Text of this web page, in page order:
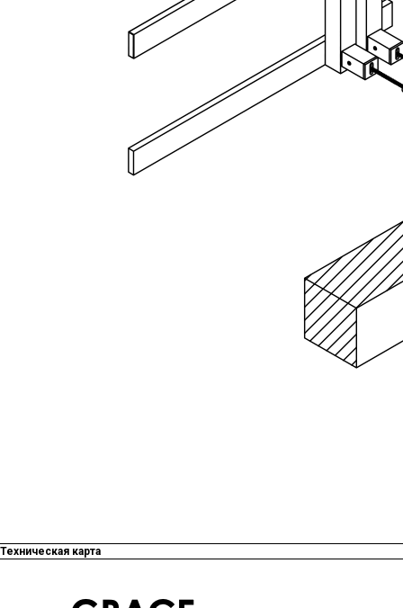
Техническая карта